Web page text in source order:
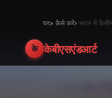
घर> कैसे करें› भारत में
के केबीएसएंडआर्ट